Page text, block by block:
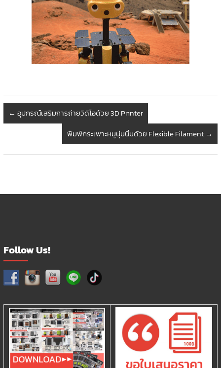
← อุปกรณ์เสริมการถ่ายวิดิโอด้วย 3D Printer
พิมพ์กระเพาะหมูนุ่มนิ่มด้วย Flexible Filament →
Follow Us!